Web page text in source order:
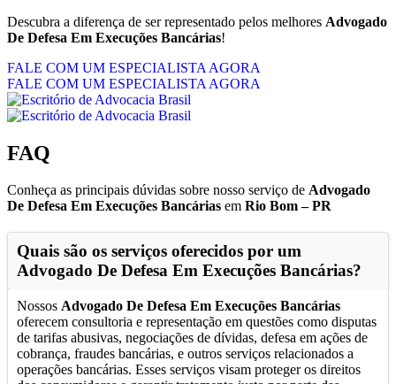
Descubra a diferença de ser representado pelos melhores Advogado
De Defesa Em Execuções Bancárias!
FALE COM UM ESPECIALISTA AGORA
FALE COM UM ESPECIALISTA AGORA
FAQ
Conheça as principais dúvidas sobre nosso serviço de Advogado
De Defesa Em Execuções Bancárias em Rio Bom – PR
Quais são os serviços oferecidos por um
Advogado De Defesa Em Execuções Bancárias?
Nossos Advogado De Defesa Em Execuções Bancárias
oferecem consultoria e representação em questões como disputas
de tarifas abusivas, negociações de dívidas, defesa em ações de
cobrança, fraudes bancárias, e outros serviços relacionados a
operações bancárias. Esses serviços visam proteger os direitos